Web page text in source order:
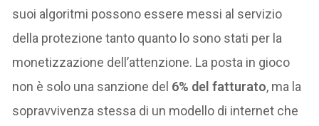
suoi algoritmi possono essere messi al servizio
della protezione tanto quanto lo sono stati per la
monetizzazione dell’attenzione. La posta in gioco
non è solo una sanzione del 6% del fatturato, ma la
sopravvivenza stessa di un modello di internet che